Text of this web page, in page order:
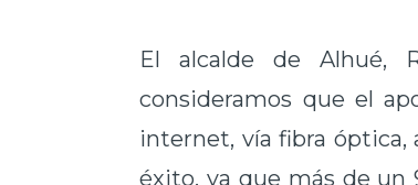
El alcalde de Alhué,
consideramos que el
internet, vía fibra óptica,
éxito, ya que más de un